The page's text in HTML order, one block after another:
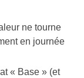
ne tourne
en journée
« Base » (et